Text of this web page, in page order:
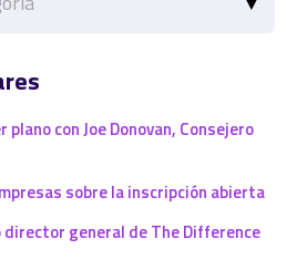
con Joe Donovan, Consejero
sobre la inscripción abierta
director general de The Difference